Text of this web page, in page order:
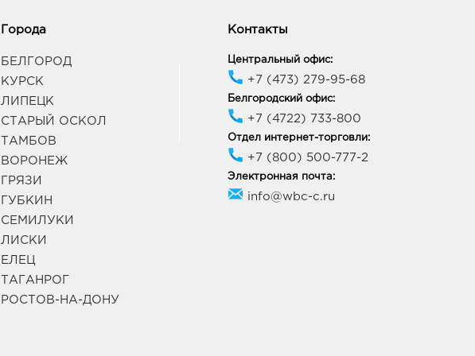
Белгород, пр-кт Белгородский,
Белгород Маяк: 250.0 руб.
308009, Белгородская обл, г
9:00 - 20:00
Воронеж, ул Генерала
Города
БЕЛГОРОД
КУРСК
ЛИПЕЦК
СТАРЫЙ ОСКОЛ
ТАМБОВ
ВОРОНЕЖ
ГРЯЗИ
ГУБКИН
СЕМИЛУКИ
ЛИСКИ
ЕЛЕЦ
ТАГАНРОГ
РОСТОВ-НА-ДОНУ
Контакты
Центральный офис:
+7 (473) 279-95-68
Белгородский офис:
+7 (4722) 733-800
Отдел интернет-торговли:
+7 (800) 500-777-2
Электронная почта:
info@wbc-c.ru